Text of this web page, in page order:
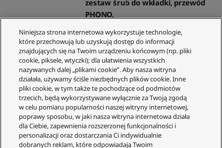
zestaw śrub do wkładki, przewód
PHONO,
ewód zasilający AC, zestaw śrub d
o gramofonu,
instrukcja obsługi.
Opinie
NAPISZ RECENZJĘ
Niniejsza strona internetowa wykorzystuje technologie,
które przechowują lub uzyskują dostęp do informacji
znajdujących się na Twoim urządzeniu końcowym (np. pliki
cookie, piksele, wtyczki); dla ułatwienia wszystkich
nazywanych dalej „plikami cookie”. Aby nasza witryna
działała, używamy ściśle niezbędnych plików cookie. Inne
pliki cookie, w tym także te pochodzące od podmiotów
trzecich, będą wykorzystywane wyłącznie za Twoją zgodą
w celu pomiaru popularności naszej witryny internetowej,
poprawy sposobu, w jaki nasza witryna internetowa działa
dla Ciebie, zapewnienia rozszerzonej funkcjonalności i
personalizacji oraz dostarczania Ci indywidualnie
dobranych reklam, które odpowiadają Twoim